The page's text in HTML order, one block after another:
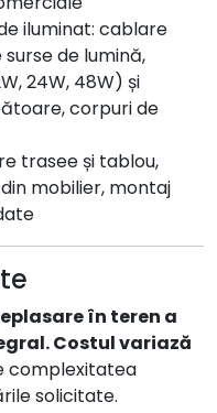
iluminat: cablare
de lumină,
24W, 48W) și
corpuri de
trasee și tablou,
mobilier, montaj
în teren a
Costul variază
complexitatea
solicitate.